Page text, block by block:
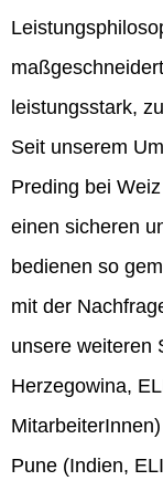
leistungsstark,
Seit unserem
Preding bei
einen sicheren
bedienen so
mit der
unsere weiteren
Herzegowina,
Pune (Indien,